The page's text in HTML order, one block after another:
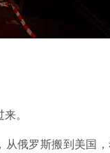
。
俄罗斯搬到美国